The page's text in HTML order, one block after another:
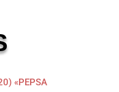
«PEPSA